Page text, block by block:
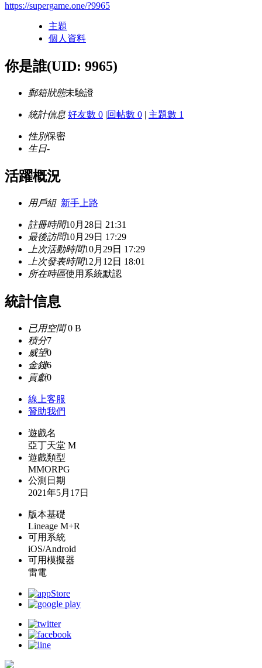
https://supergame.one/?9965
主題
個人資料
你是誰(UID: 9965)
郵箱狀態未驗證
統計信息 好友數 0 |回帖數 0 | 主題數 1
性別保密
生日-
活躍概況
用戶組 新手上路
註冊時間10月28日 21:31
最後訪問10月29日 17:29
上次活動時間10月29日 17:29
上次發表時間12月12日 18:01
所在時區使用系統默認
統計信息
已用空間0 B
積分7
威望0
金錢6
貢獻0
線上客服
贊助我們
遊戲名
亞丁天堂 M
遊戲類型
MMORPG
公測日期
2021年5月17日
版本基礎
Lineage M+R
可用系統
iOS/Android
可用模擬器
雷電